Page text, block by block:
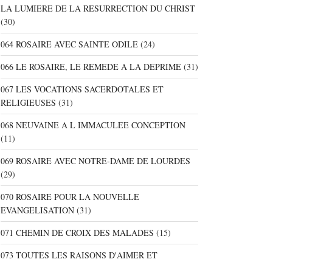
LA LUMIERE DE LA RESURRECTION DU CHRIST
(30)
064 ROSAIRE AVEC SAINTE ODILE(24)
066 LE ROSAIRE, LE REMEDE A LA DEPRIME(31)
067 LES VOCATIONS SACERDOTALES ET
RELIGIEUSES (31)
068 NEUVAINE A L IMMACULEE CONCEPTION
(11)
069 ROSAIRE AVEC NOTRE-DAME DE LOURDES
(29)
070 ROSAIRE POUR LA NOUVELLE
EVANGELISATION(31)
071 CHEMIN DE CROIX DES MALADES (15)
073 TOUTES LES RAISONS D'AIMER ET